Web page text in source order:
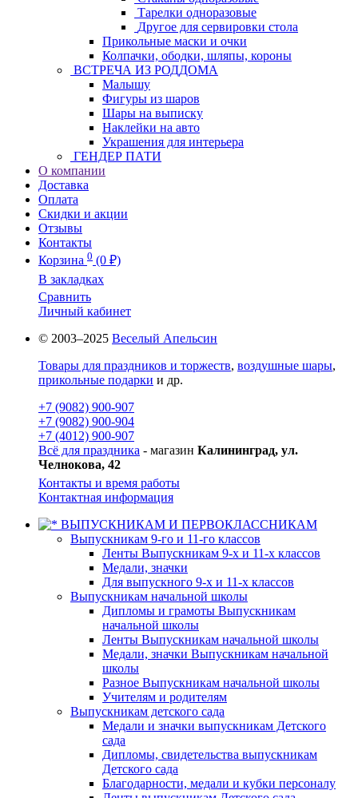
Тарелки одноразовые
Другое для сервировки стола
Прикольные маски и очки
Колпачки, ободки, шляпы, короны
ВСТРЕЧА ИЗ РОДДОМА
Малышу
Фигуры из шаров
Шары на выписку
Наклейки на авто
Украшения для интерьера
ГЕНДЕР ПАТИ
О компании
Доставка
Оплата
Скидки и акции
Отзывы
Контакты
Корзина 0 (0 ₽)
В закладках
Сравнить
Личный кабинет
© 2003–2025 Веселый Апельсин
Товары для праздников и торжеств, воздушные шары,
прикольные подарки и др.
+7 (9082) 900-907
+7 (9082) 900-904
+7 (4012) 900-907
Всё для праздника - магазин Калининград, ул.
Челнокова, 42
Контакты и время работы
Контактная информация
ВЫПУСКНИКАМ И ПЕРВОКЛАССНИКАМ
Выпускникам 9-го и 11-го классов
Ленты Выпускникам 9-х и 11-х классов
Медали, значки
Для выпускного 9-х и 11-х классов
Выпускникам начальной школы
Дипломы и грамоты Выпускникам
начальной школы
Ленты Выпускникам начальной школы
Медали, значки Выпускникам начальной
школы
Разное Выпускникам начальной школы
Учителям и родителям
Выпускникам детского сада
Медали и значки выпускникам Детского
сада
Дипломы, свидетельства выпускникам
Детского сада
Благодарности, медали и кубки персоналу